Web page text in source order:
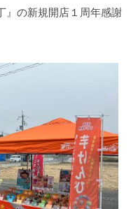
』の新規開店１周年感謝